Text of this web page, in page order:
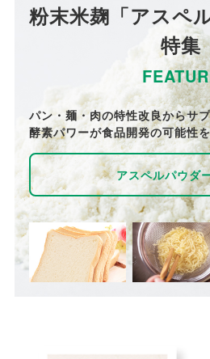
粉末米麹「アスペ
特集
パン・麺・肉の特性改良からサ
酵素パワーが食品開発の可能性
アスペルパウダ